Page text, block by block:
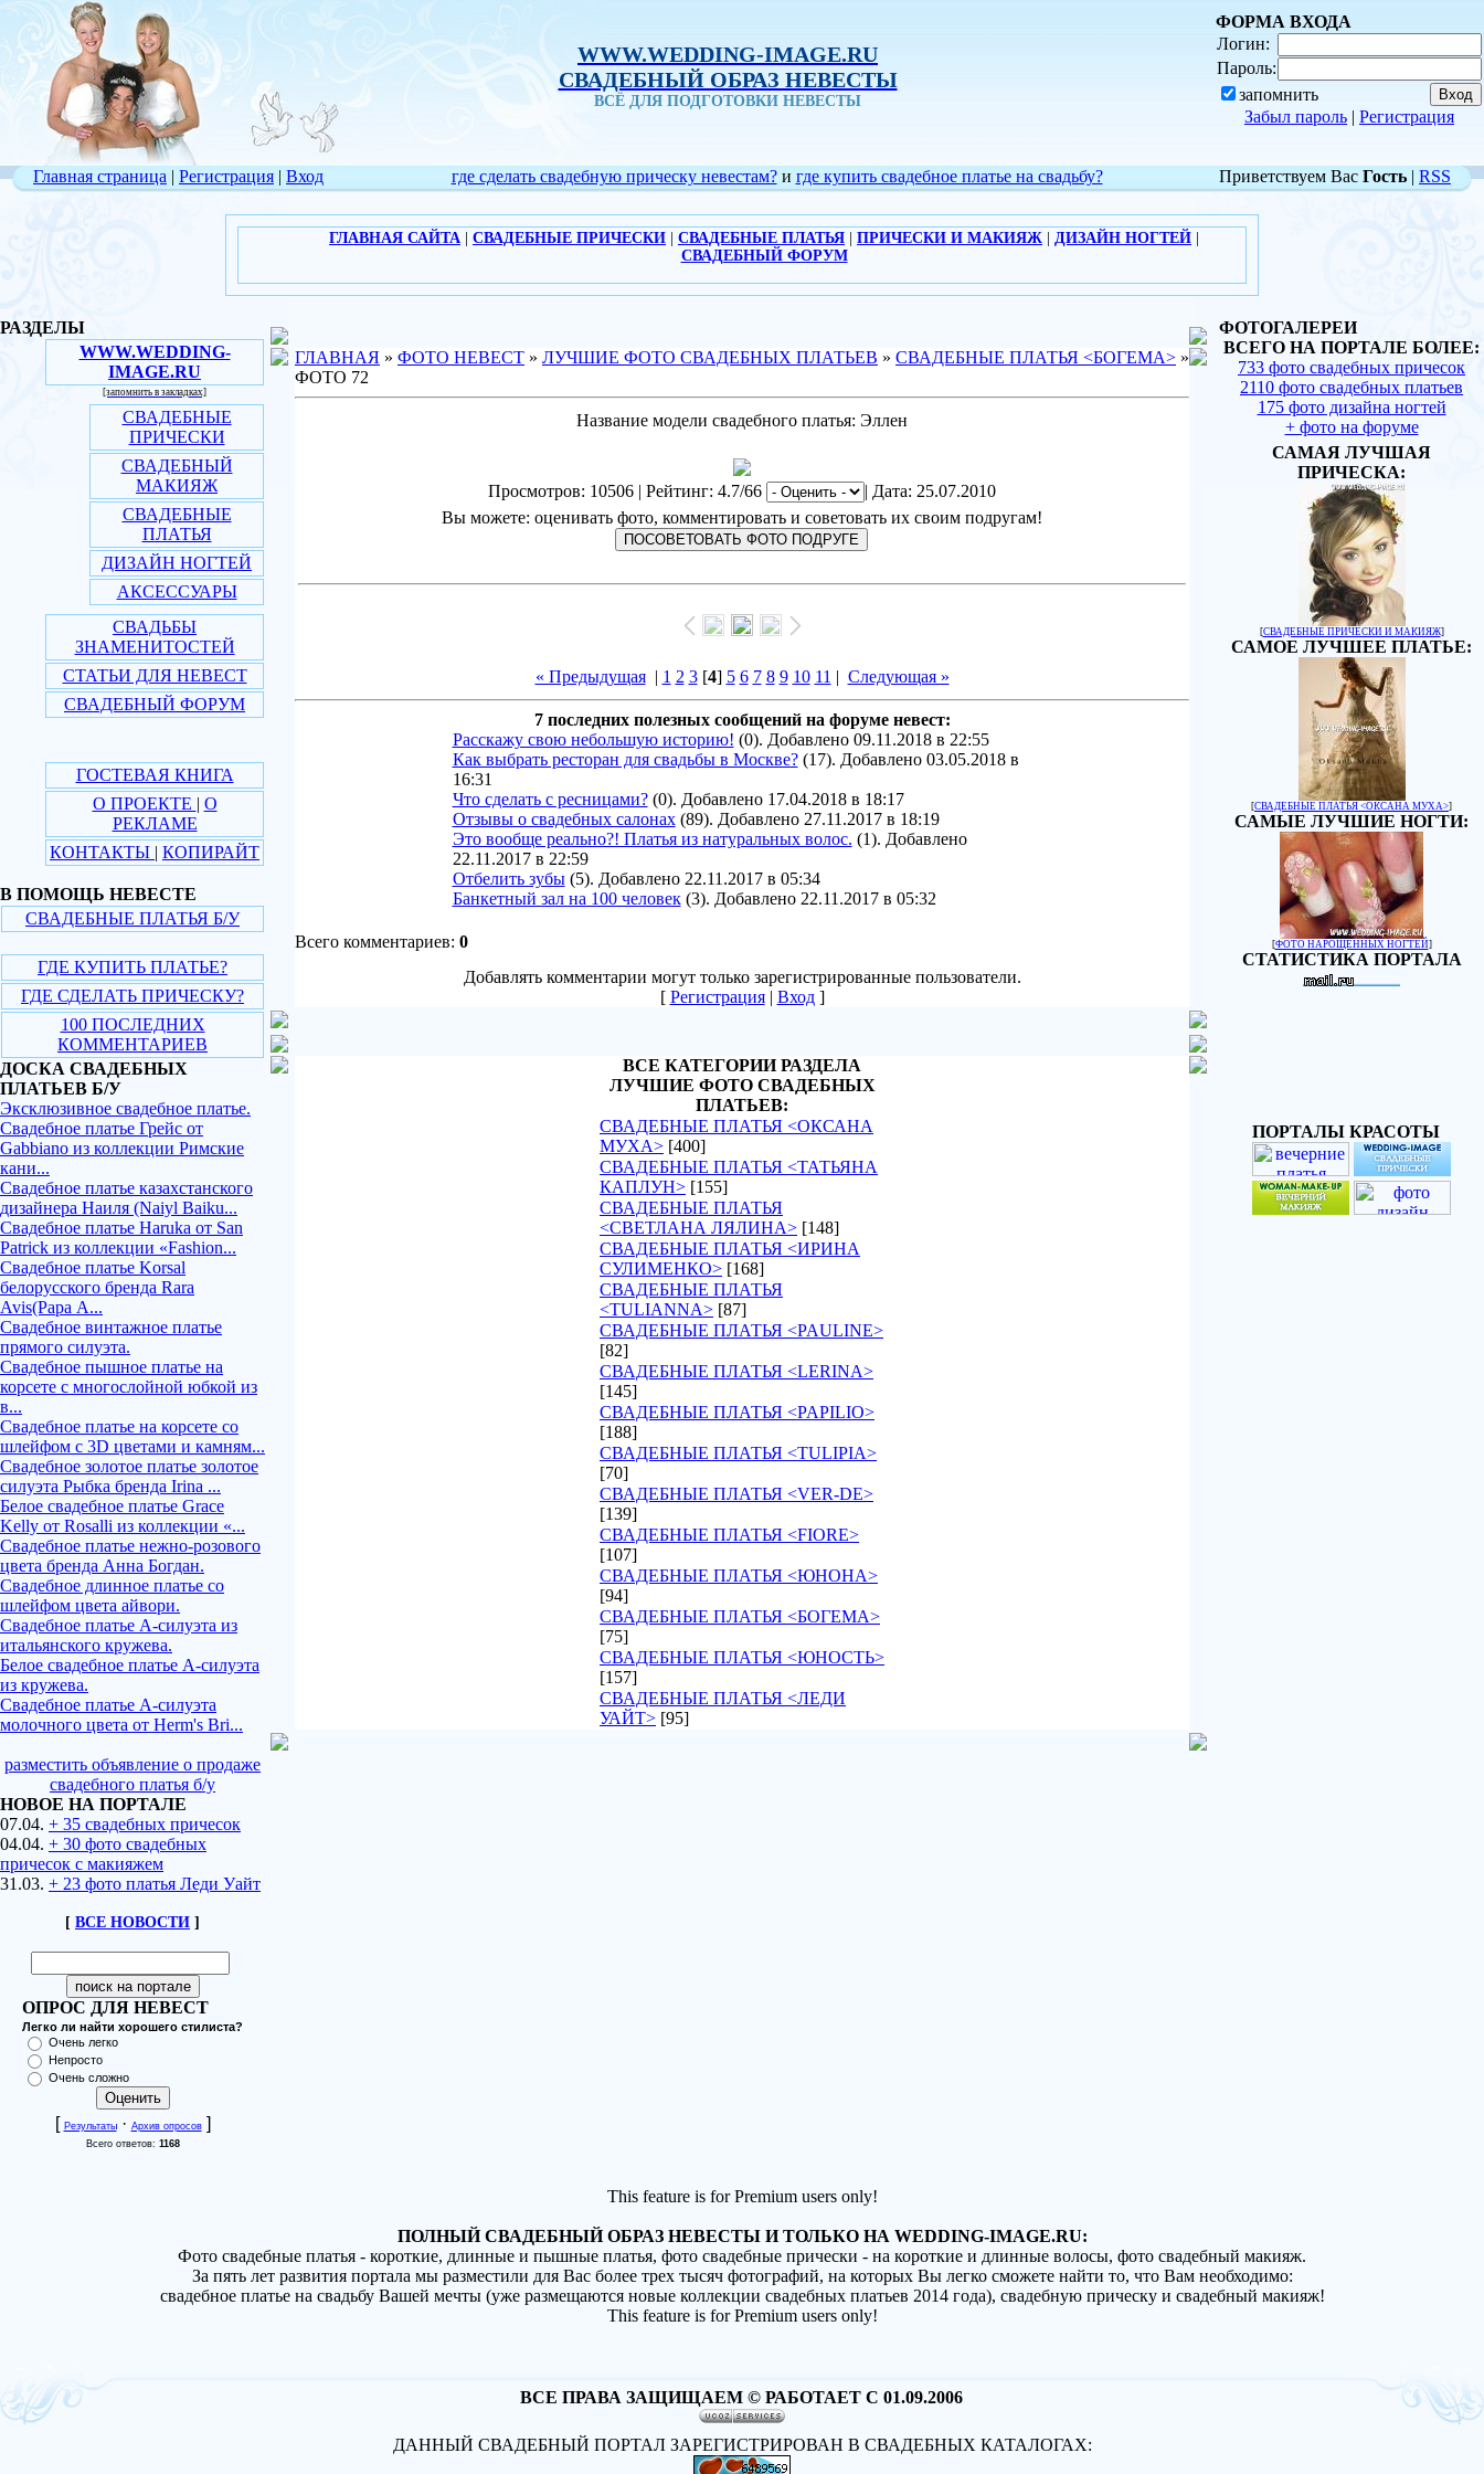
WWW.WEDDING-IMAGE.RU
СВАДЕБНЫЙ ОБРАЗ НЕВЕСТЫ
ВСЁ ДЛЯ ПОДГОТОВКИ НЕВЕСТЫ
ФОРМА ВХОДА
Логин:
Пароль:
запомнить
Забыл пароль | Регистрация
Главная страница | Регистрация | Вход где сделать свадебную прическу невестам?и где купить свадебное платье на свадьбу? Приветствуем Вас Гость | RSS
ГЛАВНАЯ САЙТА СВАДЕБНЫЕ ПРИЧЕСКИ СВАДЕБНЫЕ ПЛАТЬЯ ПРИЧЕСКИ И МАКИЯЖ ДИЗАЙН НОГТЕЙ
СВАДЕБНЫЙ ФОРУМ
РАЗДЕЛЫ
WWW.WEDDING-
IMAGE.RU
[запомнить в закладках]
СВАДЕБНЫЕ
ПРИЧЕСКИ
СВАДЕБНЫЙ
МАКИЯЖ
СВАДЕБНЫЕ
ПЛАТЬЯ
ДИЗАЙН НОГТЕЙ
АКСЕССУАРЫ
СВАДЬБЫ
ЗНАМЕНИТОСТЕЙ
СТАТЬИ ДЛЯ НЕВЕСТ
СВАДЕБНЫЙ ФОРУМ
ГОСТЕВАЯ КНИГА
О ПРОЕКТЕ | О
РЕКЛАМЕ
КОНТАКТЫ | КОПИРАЙТ
В ПОМОЩЬ НЕВЕСТЕ
СВАДЕБНЫЕ ПЛАТЬЯ Б/У
ГДЕ КУПИТЬ ПЛАТЬЕ?
ГДЕ СДЕЛАТЬ ПРИЧЕСКУ?
100 ПОСЛЕДНИХ
КОММЕНТАРИЕВ
ДОСКА СВАДЕБНЫХ
ПЛАТЬЕВ Б/У
Эксклюзивное свадебное платье.
Свадебное платье Грейс от
Gabbiano из коллекции Римские
кани...
Свадебное платье казахстанского
дизайнера Наиля (Naiyl Baiku...
Свадебное платье Haruka от San
Patrick из коллекции «Fashion...
Свадебное платье Korsal
белорусского бренда Rara
Avis(Рара А...
Свадебное винтажное платье
прямого силуэта.
Свадебное пышное платье на
корсете с многослойной юбкой из
в...
Свадебное платье на корсете со
шлейфом с 3D цветами и камням...
Свадебное золотое платье золотое
силуэта Рыбка бренда Irina ...
Белое свадебное платье Grace
Kelly от Rosalli из коллекции «...
Свадебное платье нежно-розового
цвета бренда Анна Богдан.
Свадебное длинное платье со
шлейфом цвета айвори.
Свадебное платье А-силуэта из
итальянского кружева.
Белое свадебное платье А-силуэта
из кружева.
Свадебное платье А-силуэта
молочного цвета от Herm's Bri...
разместить объявление о продаже
свадебного платья б/у
НОВОЕ НА ПОРТАЛЕ
07.04. + 35 свадебных причесок
04.04. + 30 фото свадебных
причесок с макияжем
31.03. + 23 фото платья Леди Уайт
[ ВСЕ НОВОСТИ ]
ОПРОС ДЛЯ НЕВЕСТ
Легко ли найти хорошего стилиста?
Очень легко
Непросто
Очень сложно
[ Результаты· Архив опросов]
Всего ответов: 1168
ГЛАВНАЯ » ФОТО НЕВЕСТ » ЛУЧШИЕ ФОТО СВАДЕБНЫХ ПЛАТЬЕВ » СВАДЕБНЫЕ ПЛАТЬЯ <БОГЕМА> »
ФОТО 72
Название модели свадебного платья: Эллен
Просмотров: 10506 | Рейтинг: 4.7/66
| Дата: 25.07.2010
Вы можете: оценивать фото, комментировать и советовать их своим подругам!
« Предыдущая| 1 2 3[4] 5 6 7 8 9 10 11 | Следующая »
7 последних полезных сообщений на форуме невест:
Расскажу свою небольшую историю! (0). Добавлено 09.11.2018 в 22:55
Как выбрать ресторан для свадьбы в Москве?(17). Добавлено 03.05.2018 в
16:31
Что сделать с ресницами?(0). Добавлено 17.04.2018 в 18:17
Отзывы о свадебных салонах(89). Добавлено 27.11.2017 в 18:19
Это вообще реально?! Платья из натуральных волос. (1). Добавлено
22.11.2017 в 22:59
Отбелить зубы(5). Добавлено 22.11.2017 в 05:34
Банкетный зал на 100 человек(3). Добавлено 22.11.2017 в 05:32
Всего комментариев: 0
Добавлять комментарии могут только зарегистрированные пользователи.
[ Регистрация| Вход]
ВСЕ КАТЕГОРИИ РАЗДЕЛА
ЛУЧШИЕ ФОТО СВАДЕБНЫХ
ПЛАТЬЕВ:
СВАДЕБНЫЕ ПЛАТЬЯ <ОКСАНА
МУХА> [400]
СВАДЕБНЫЕ ПЛАТЬЯ <ТАТЬЯНА
КАПЛУН> [155]
СВАДЕБНЫЕ ПЛАТЬЯ
<СВЕТЛАНА ЛЯЛИНА> [148]
СВАДЕБНЫЕ ПЛАТЬЯ <ИРИНА
СУЛИМЕНКО> [168]
СВАДЕБНЫЕ ПЛАТЬЯ
<TULIANNA> [87]
СВАДЕБНЫЕ ПЛАТЬЯ <PAULINE>
[82]
СВАДЕБНЫЕ ПЛАТЬЯ <LERINA>
[145]
СВАДЕБНЫЕ ПЛАТЬЯ <PAPILIO>
[188]
СВАДЕБНЫЕ ПЛАТЬЯ <TULIPIA>
[70]
СВАДЕБНЫЕ ПЛАТЬЯ <VER-DE>
[139]
СВАДЕБНЫЕ ПЛАТЬЯ <FIORE>
[107]
СВАДЕБНЫЕ ПЛАТЬЯ <ЮНОНА>
[94]
СВАДЕБНЫЕ ПЛАТЬЯ <БОГЕМА>
[75]
СВАДЕБНЫЕ ПЛАТЬЯ <ЮНОСТЬ>
[157]
СВАДЕБНЫЕ ПЛАТЬЯ <ЛЕДИ
УАЙТ> [95]
ФОТОГАЛЕРЕИ
ВСЕГО НА ПОРТАЛЕ БОЛЕЕ:
733 фото свадебных причесок
2110 фото свадебных платьев
175 фото дизайна ногтей
+ фото на форуме
САМАЯ ЛУЧШАЯ
ПРИЧЕСКА:
[СВАДЕБНЫЕ ПРИЧЕСКИ И МАКИЯЖ]
САМОЕ ЛУЧШЕЕ ПЛАТЬЕ:
[СВАДЕБНЫЕ ПЛАТЬЯ <ОКСАНА МУХА>]
САМЫЕ ЛУЧШИЕ НОГТИ:
[ФОТО НАРОЩЕННЫХ НОГТЕЙ]
СТАТИСТИКА ПОРТАЛА
ПОРТАЛЫ КРАСОТЫ
This feature is for Premium users only!
ПОЛНЫЙ СВАДЕБНЫЙ ОБРАЗ НЕВЕСТЫ И ТОЛЬКО НА WEDDING-IMAGE.RU:
Фото свадебные платья - короткие, длинные и пышные платья, фото свадебные прически - на короткие и длинные волосы, фото свадебный макияж.
За пять лет развития портала мы разместили для Вас более трех тысяч фотографий, на которых Вы легко сможете найти то, что Вам необходимо:
свадебное платье на свадьбу Вашей мечты (уже размещаются новые коллекции свадебных платьев 2014 года), свадебную прическу и свадебный макияж!
This feature is for Premium users only!
ВСЕ ПРАВА ЗАЩИЩАЕМ © РАБОТАЕТ С 01.09.2006
ДАННЫЙ СВАДЕБНЫЙ ПОРТАЛ ЗАРЕГИСТРИРОВАН В СВАДЕБНЫХ КАТАЛОГАХ: